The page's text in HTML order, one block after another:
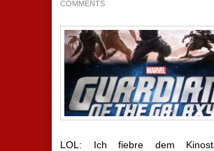
COMMENTS
LOL: Ich fiebre dem